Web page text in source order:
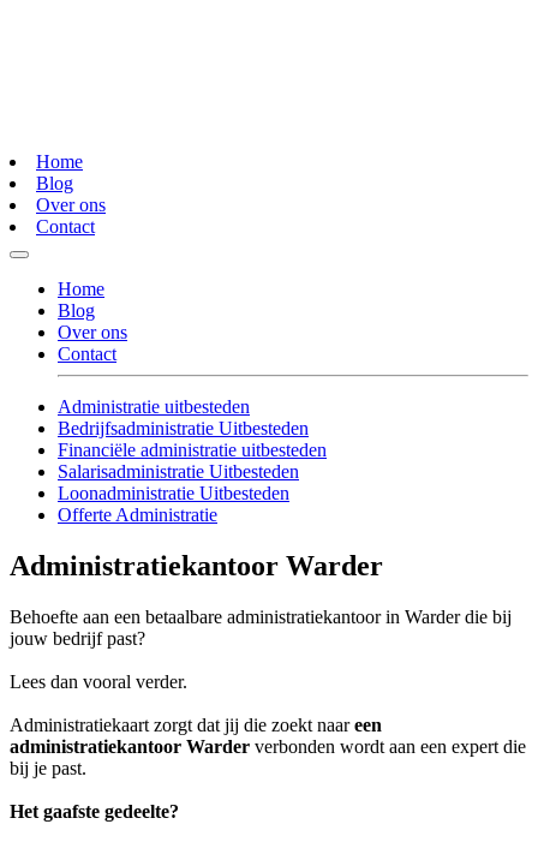
Home
Blog
Over ons
Contact
Home
Blog
Over ons
Contact
Administratie uitbesteden
Bedrijfsadministratie Uitbesteden
Financiële administratie uitbesteden
Salarisadministratie Uitbesteden
Loonadministratie Uitbesteden
Offerte Administratie
Administratiekantoor Warder
Behoefte aan een betaalbare administratiekantoor in Warder die bij
jouw bedrijf past?
Lees dan vooral verder.
Administratiekaart zorgt dat jij die zoekt naareen
administratiekantoor Warder verbonden wordt aan een expert die
bij je past.
Het gaafste gedeelte?